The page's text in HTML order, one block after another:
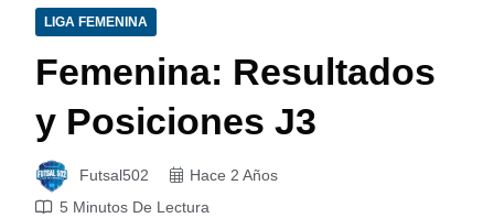
LIGA FEMENINA
Femenina: Resultados
y Posiciones J3
Futsal502
Hace 2 Años
5 Minutos De Lectura